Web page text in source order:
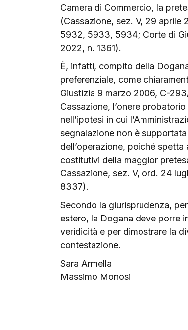
Camera di Commercio, la
(Cassazione, sez. V, 29 aprile
5932, 5933, 5934; Corte di
2022, n. 1361).
È, infatti, compito della
preferenziale, come
Giustizia 9 marzo 2006, C-
Cassazione, l’onere
nell’ipotesi in cui
segnalazione non è
dell’operazione, poiché spetta
costitutivi della maggior
Cassazione, sez. V, ord. 24
8337).
Secondo la giurisprudenza,
estero, la Dogana deve porre
veridicità e per dimostrare la
contestazione.
Sara Armella
Massimo Monosi